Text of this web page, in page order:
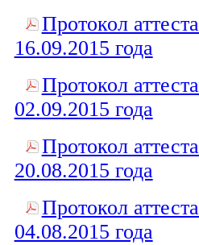
Протокол
16.09.2015 года
Протокол
02.09.2015 года
Протокол
20.08.2015 года
Протокол
04.08.2015 года